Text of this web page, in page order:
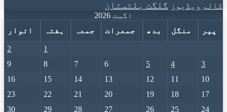
کالم ویڈیوز گلگت بلتستان
اگست 2026
پیر
منگل بدھ جمعرات جمعہ ہفتہ اتوار
1
2
3
4
5
6
7
8
9
10
11
12
13
14
15
16
17
18
19
20
21
22
23
24
25
26
27
28
29
30